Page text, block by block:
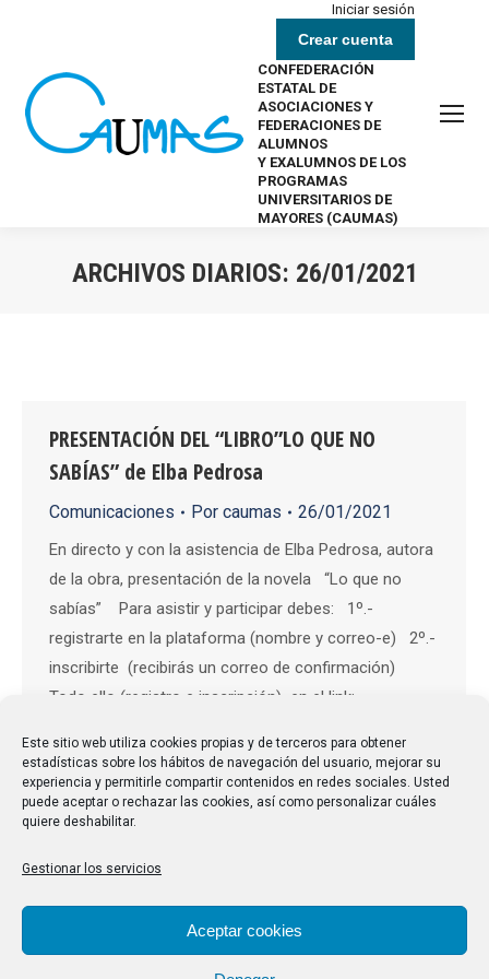
Este sitio web utiliza cookies propias y de terceros para obtener
estadísticas sobre los hábitos de navegación del usuario, mejorar su
experiencia y permitirle compartir contenidos en redes sociales. Usted
puede aceptar o rechazar las cookies, así como personalizar cuáles
quiere deshabilitar.
Gestionar los servicios
Aceptar cookies
Iniciar sesión
Crear cuenta
CONFEDERACIÓN
ESTATAL DE
ASOCIACIONES Y
FEDERACIONES DE
ALUMNOS
Y EXALUMNOS DE LOS
PROGRAMAS
UNIVERSITARIOS DE
MAYORES (CAUMAS)
ARCHIVOS DIARIOS: 26/01/2021
PRESENTACIÓN DEL “LIBRO”LO QUE NO
SABÍAS” de Elba Pedrosa
Comunicaciones Por caumas 26/01/2021
En directo y con la asistencia de Elba Pedrosa, autora
de la obra, presentación de la novela “Lo que no
sabías” Para asistir y participar debes: 1º.-
registrarte en la plataforma (nombre y correo-e) 2º.-
inscribirte (recibirás un correo de confirmación)
Todo ello (registro e inscripción) en el link: …